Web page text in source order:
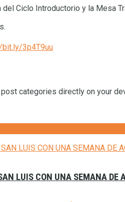
Ciclo Introductorio y la Mesa
3p4T9uu
categories directly on your
LUIS CON UNA SEMANA